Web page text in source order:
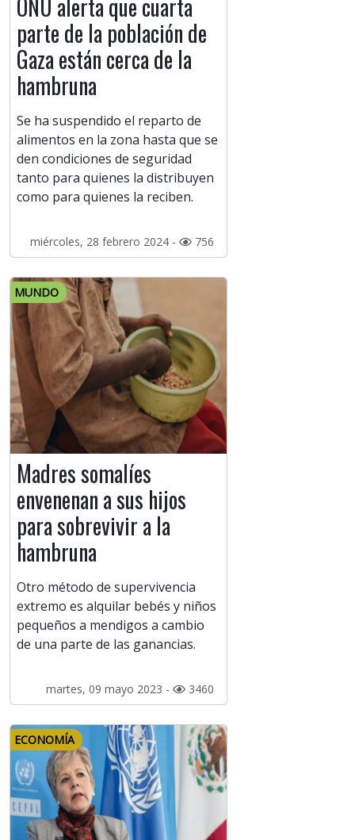
ONU alerta que cuarta
parte de la población de
Gaza están cerca de la
hambruna
Se ha suspendido el reparto de
alimentos en la zona hasta que se
den condiciones de seguridad
tanto para quienes la distribuyen
como para quienes la reciben.
miércoles, 28 febrero 2024 - 756
MUNDO
Madres somalíes
envenenan a sus hijos
para sobrevivir a la
hambruna
Otro método de supervivencia
extremo es alquilar bebés y niños
pequeños a mendigos a cambio
de una parte de las ganancias.
martes, 09 mayo 2023 - 3460
ECONOMÍA